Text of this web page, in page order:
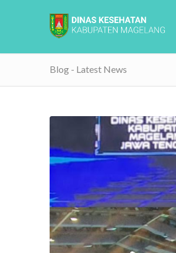
Blog - Latest News